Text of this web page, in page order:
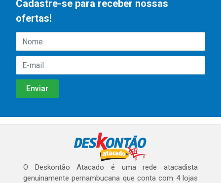
Cadastre-se para receber nossas
ofertas!
O Deskontão Atacado é uma rede atacadista
genuinamente pernambucana que conta com 4 lojas